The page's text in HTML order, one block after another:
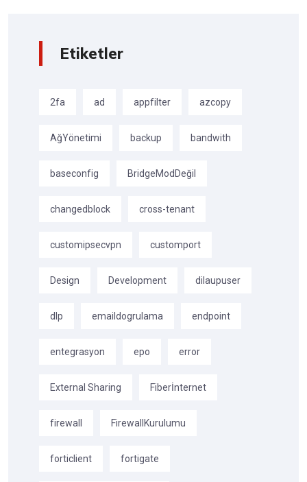
Etiketler
2fa ad appfilter azcopy
AğYönetimi backup bandwith
baseconfig BridgeModDeğil
changedblock cross-tenant
customipsecvpn customport
Design Development dilaupuser
dlp emaildogrulama endpoint
entegrasyon epo error
External Sharing Fiberİnternet
firewall FirewallKurulumu
forticlient fortigate